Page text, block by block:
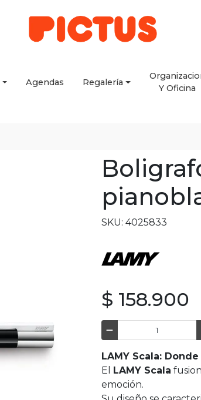
Agendas Regalería
Y Oficina
SKU: 4025833
$ 158.900
LAMY Scala:
El
LAMY Scala
emoción.